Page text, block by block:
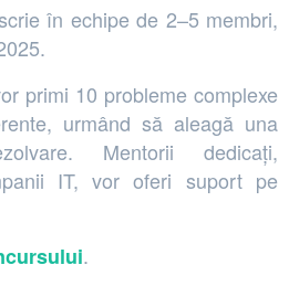
în echipe de 2–5 membri,
primi 10 probleme complexe
urmând să aleagă una
Mentorii dedicați,
IT, vor oferi suport pe
.